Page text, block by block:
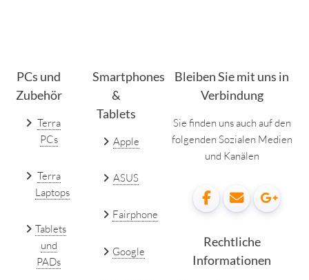
PCs und
Zubehör
Terra
PCs
Terra
Laptops
Tablets
und
PADs
Smartphones
&
Tablets
Apple
ASUS
Fairphone
Google
Bleiben Sie mit uns in
Verbindung
Sie finden uns auch auf den
folgenden Sozialen Medien
und Kanälen
Rechtliche
Informationen